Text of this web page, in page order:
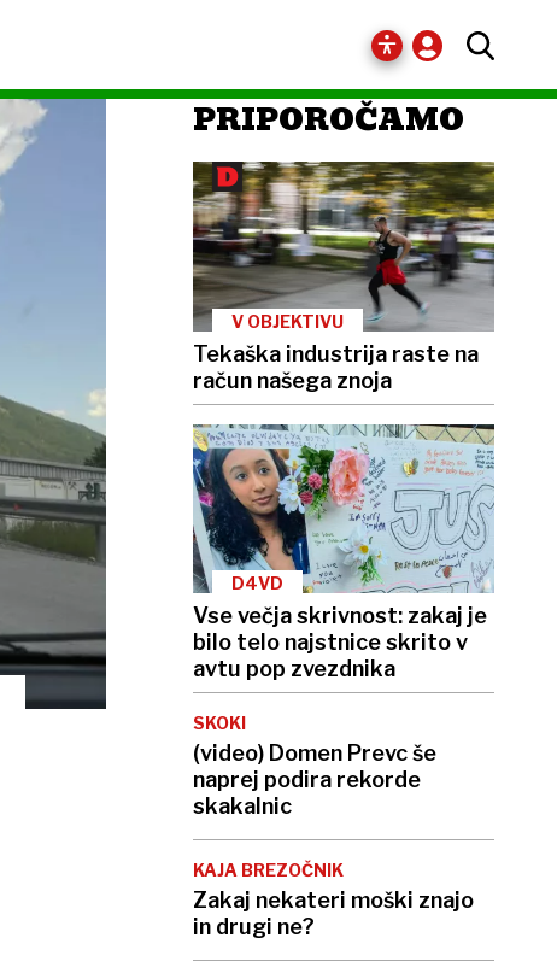
PRIPOROČAMO
V OBJEKTIVU
Tekaška industrija raste na
račun našega znoja
D4VD
Vse večja skrivnost: zakaj je
bilo telo najstnice skrito v
avtu pop zvezdnika
SKOKI
(video) Domen Prevc še
naprej podira rekorde
skakalnic
KAJA BREZOČNIK
Zakaj nekateri moški znajo
in drugi ne?